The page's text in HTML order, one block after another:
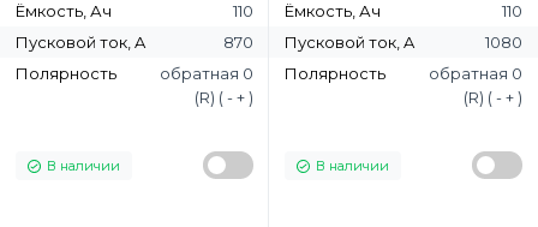
Ёмкость, Ач
110
Пусковой ток, A
870
Полярность
обратная 0
(R) ( - + )
В наличии
Ёмкость, Ач
110
Пусковой ток, A
1080
Полярность
обратная 0
(R) ( - + )
В наличии